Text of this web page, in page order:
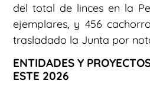
del total de linces en la
ejemplares, y 456
trasladado la Junta por
ENTIDADES Y
ESTE 2026